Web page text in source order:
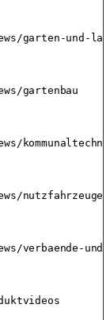
garten-und-
gartenbau
nutzfahrzeuge
verbaende-